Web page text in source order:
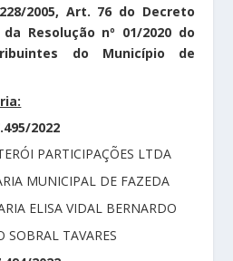
2005, Art. 76 do Decreto
Resolução nº 01/2020 do
do Município de
2022
PARTICIPAÇÕES LTDA
MUNICIPAL DE FAZEDA
ELISA VIDAL BERNARDO
SOBRAL TAVARES